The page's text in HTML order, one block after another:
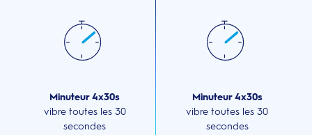
Minuteur 4x30s
vibre toutes les 30
secondes
Minuteur 4x30s
vibre toutes les 30
secondes